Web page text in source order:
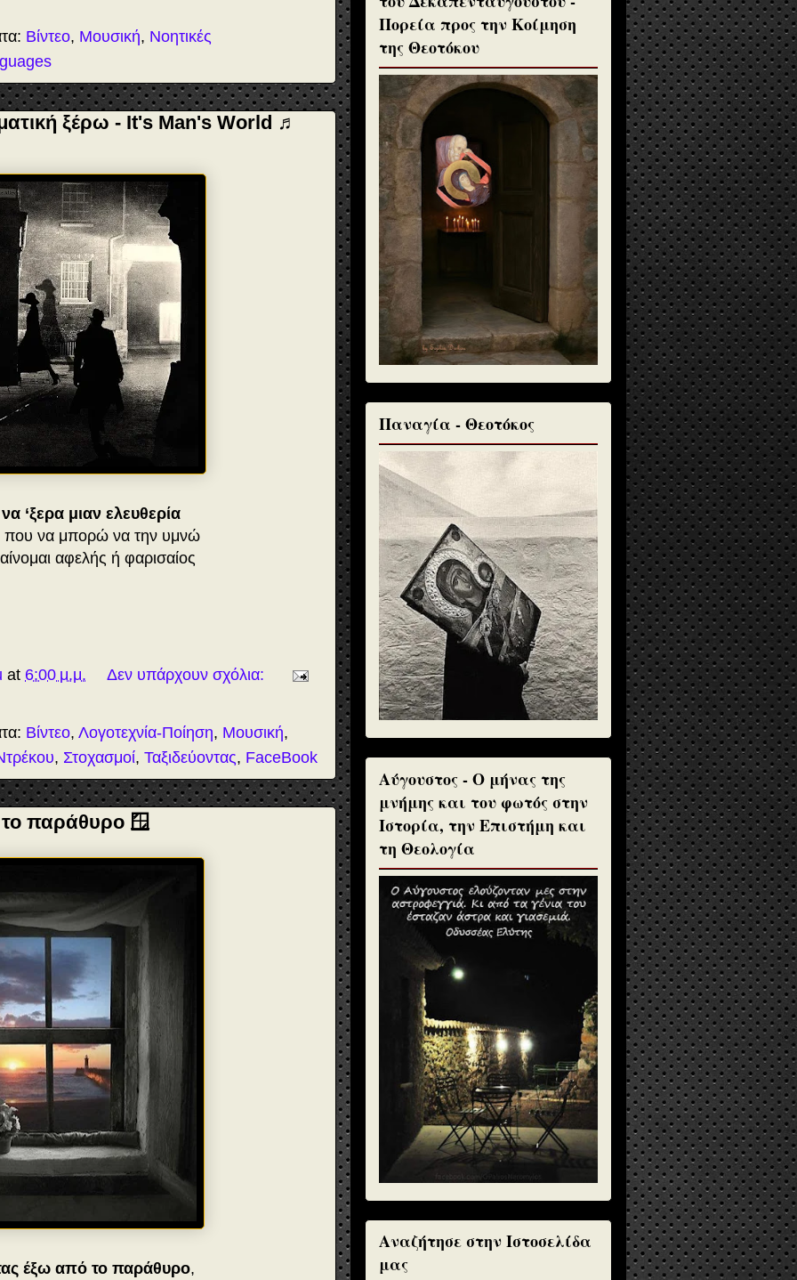
Βίντεο, Μουσική, Νοητικές
ξέρω - It's Man's World ♬
‘ξερα μιαν ελευθερία
που να μπορώ να την υμνώ
αφελής ή φαρισαίος
at 6:00 μ.μ. Δεν υπάρχουν σχόλια:
Βίντεο, Λογοτεχνία-Ποίηση, Μουσική,
, Στοχασμοί, Ταξιδεύοντας, FaceBook
παράθυρο 🪟
έξω από το παράθυρο,
Πορεία προς την Κοίμηση
της Θεοτόκου
Παναγία - Θεοτόκος
Αύγουστος - Ο μήνας της
μνήμης και του φωτός στην
Ιστορία, την Επιστήμη και
τη Θεολογία
Αναζήτησε στην Ιστοσελίδα
μας